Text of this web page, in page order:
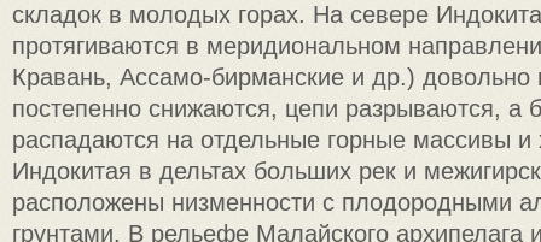
складок в молодых горах. На севере
протягиваются в меридиональном
Кравань, Ассамо-бирманские и др.) довольно
постепенно снижаются, цепи разрываются, а
распадаются на отдельные горные массивы
Индокитая в дельтах больших рек и
расположены низменности с плодородными
грунтами. В рельефе Малайского архипелага